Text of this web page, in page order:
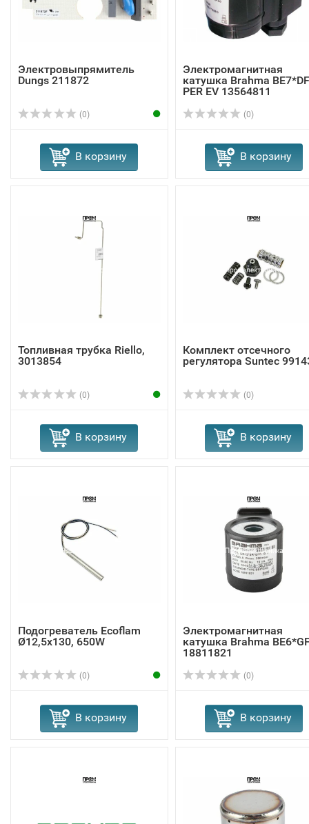
Электровыпрямитель
Dungs 211872
(0)
В корзину
Электромагнитная
катушка Brahma
PER EV 13564811
(0)
В корзину
Топливная трубка Riello,
3013854
(0)
В корзину
Комплект отсечного
регулятора Suntec
(0)
В корзину
Подогреватель Ecoflam
Ø12,5x130, 650W
(0)
В корзину
Электромагнитная
катушка Brahma
18811821
(0)
В корзину